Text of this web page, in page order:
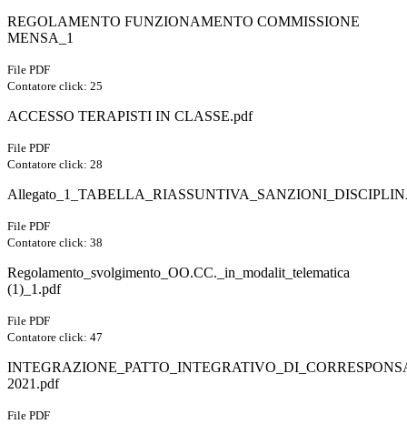
REGOLAMENTO FUNZIONAMENTO COMMISSIONE
MENSA_1
File PDF
Contatore click: 25
ACCESSO TERAPISTI IN CLASSE.pdf
File PDF
Contatore click: 28
File PDF
Contatore click: 38
Regolamento_svolgimento_OO.CC._in_modalit_telematica
(1)_1.pdf
File PDF
Contatore click: 47
2021.pdf
File PDF